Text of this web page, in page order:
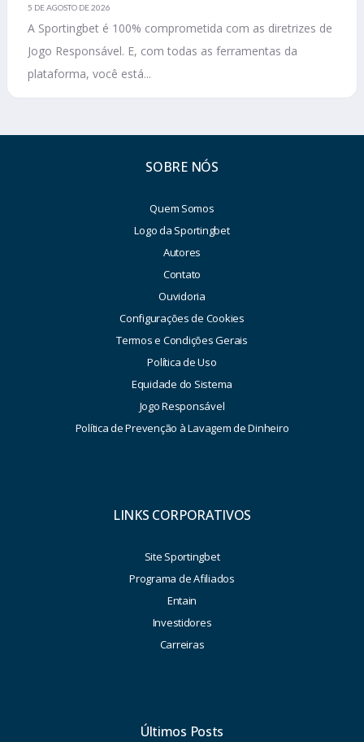
5 DE AGOSTO DE 2026
A Sportingbet é 100% comprometida com as diretrizes de
Jogo Responsável. E, com todas as ferramentas da
plataforma, você está...
SOBRE NÓS
Quem Somos
Logo da Sportingbet
Autores
Contato
Ouvidoria
Configurações de Cookies
Termos e Condições Gerais
Política de Uso
Equidade do Sistema
Jogo Responsável
Política de Prevenção à Lavagem de Dinheiro
LINKS CORPORATIVOS
Site Sportingbet
Programa de Afiliados
Entain
Investidores
Carreiras
Últimos Posts